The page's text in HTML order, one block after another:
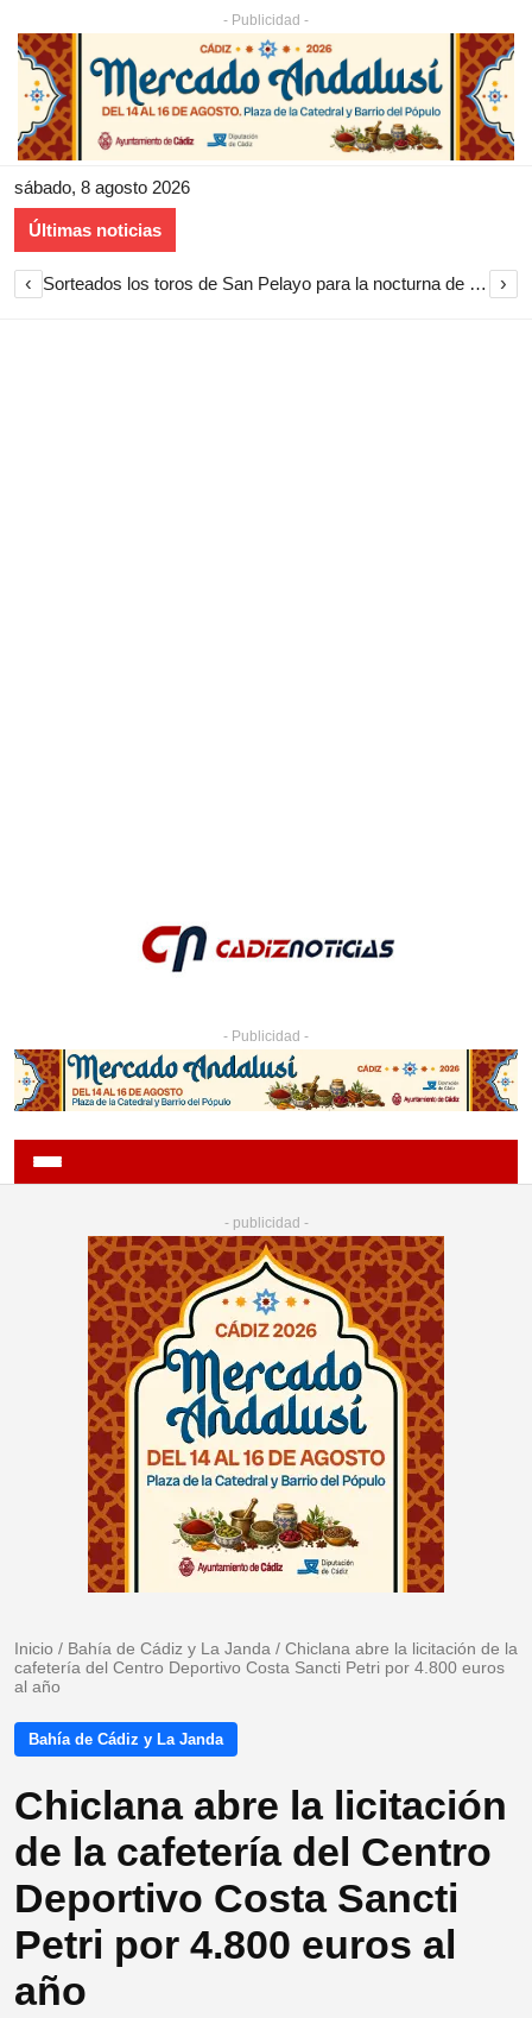
- Publicidad -
sábado, 8 agosto 2026
Últimas noticias
‹ Sorteados los toros de San Pelayo para la nocturna de rejones en El Puerto de Santa María ›
- Publicidad -
- publicidad -
Inicio / Bahía de Cádiz y La Janda / Chiclana abre la licitación de la
cafetería del Centro Deportivo Costa Sancti Petri por 4.800 euros
al año
Bahía de Cádiz y La Janda
Chiclana abre la licitación
de la cafetería del Centro
Deportivo Costa Sancti
Petri por 4.800 euros al
año